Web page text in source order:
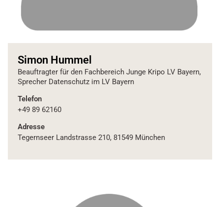
Simon Hummel
Beauftragter für den Fachbereich Junge Kripo LV Bayern,
Sprecher Datenschutz im LV Bayern
Telefon
+49 89 62160
Adresse
Tegernseer Landstrasse 210, 81549 München